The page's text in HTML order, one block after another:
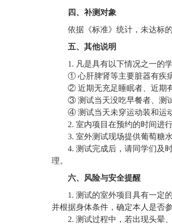
四、补测对象
依据《标准》统计，未达标
五、其他说明
1. 凡是具有以下情况之一的
① 心肝脾肾等主要脏器有疾
② 近期无充足睡眠者、近期
③ 测试当天没吃早餐者、测
④ 测试当天未穿运动装和运
2. 室内项目在预约的时间进
3. 室外测试现场提供葡萄糖
4. 测试完成后，请同学们及
理。
六、风险与安全提醒
1. 测试的室外项目具有一定
并根据身体条件，确定本人是否
2. 测试过程中，若出现头晕